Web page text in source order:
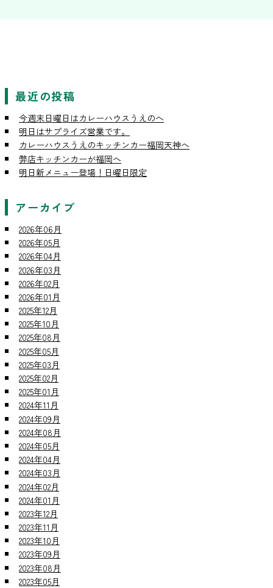
最近の投稿
今週末日曜日はカレーハウスうえのへ
明日はサプライズ営業です。
カレーハウスうえのキッチンカー福岡天神へ
弊店キッチンカーが福岡へ
明日新メニュー登場！日曜日限定
アーカイブ
2026年06月
2026年05月
2026年04月
2026年03月
2026年02月
2026年01月
2025年12月
2025年10月
2025年08月
2025年05月
2025年03月
2025年02月
2025年01月
2024年11月
2024年09月
2024年08月
2024年05月
2024年04月
2024年03月
2024年02月
2024年01月
2023年12月
2023年11月
2023年10月
2023年09月
2023年08月
2023年05月